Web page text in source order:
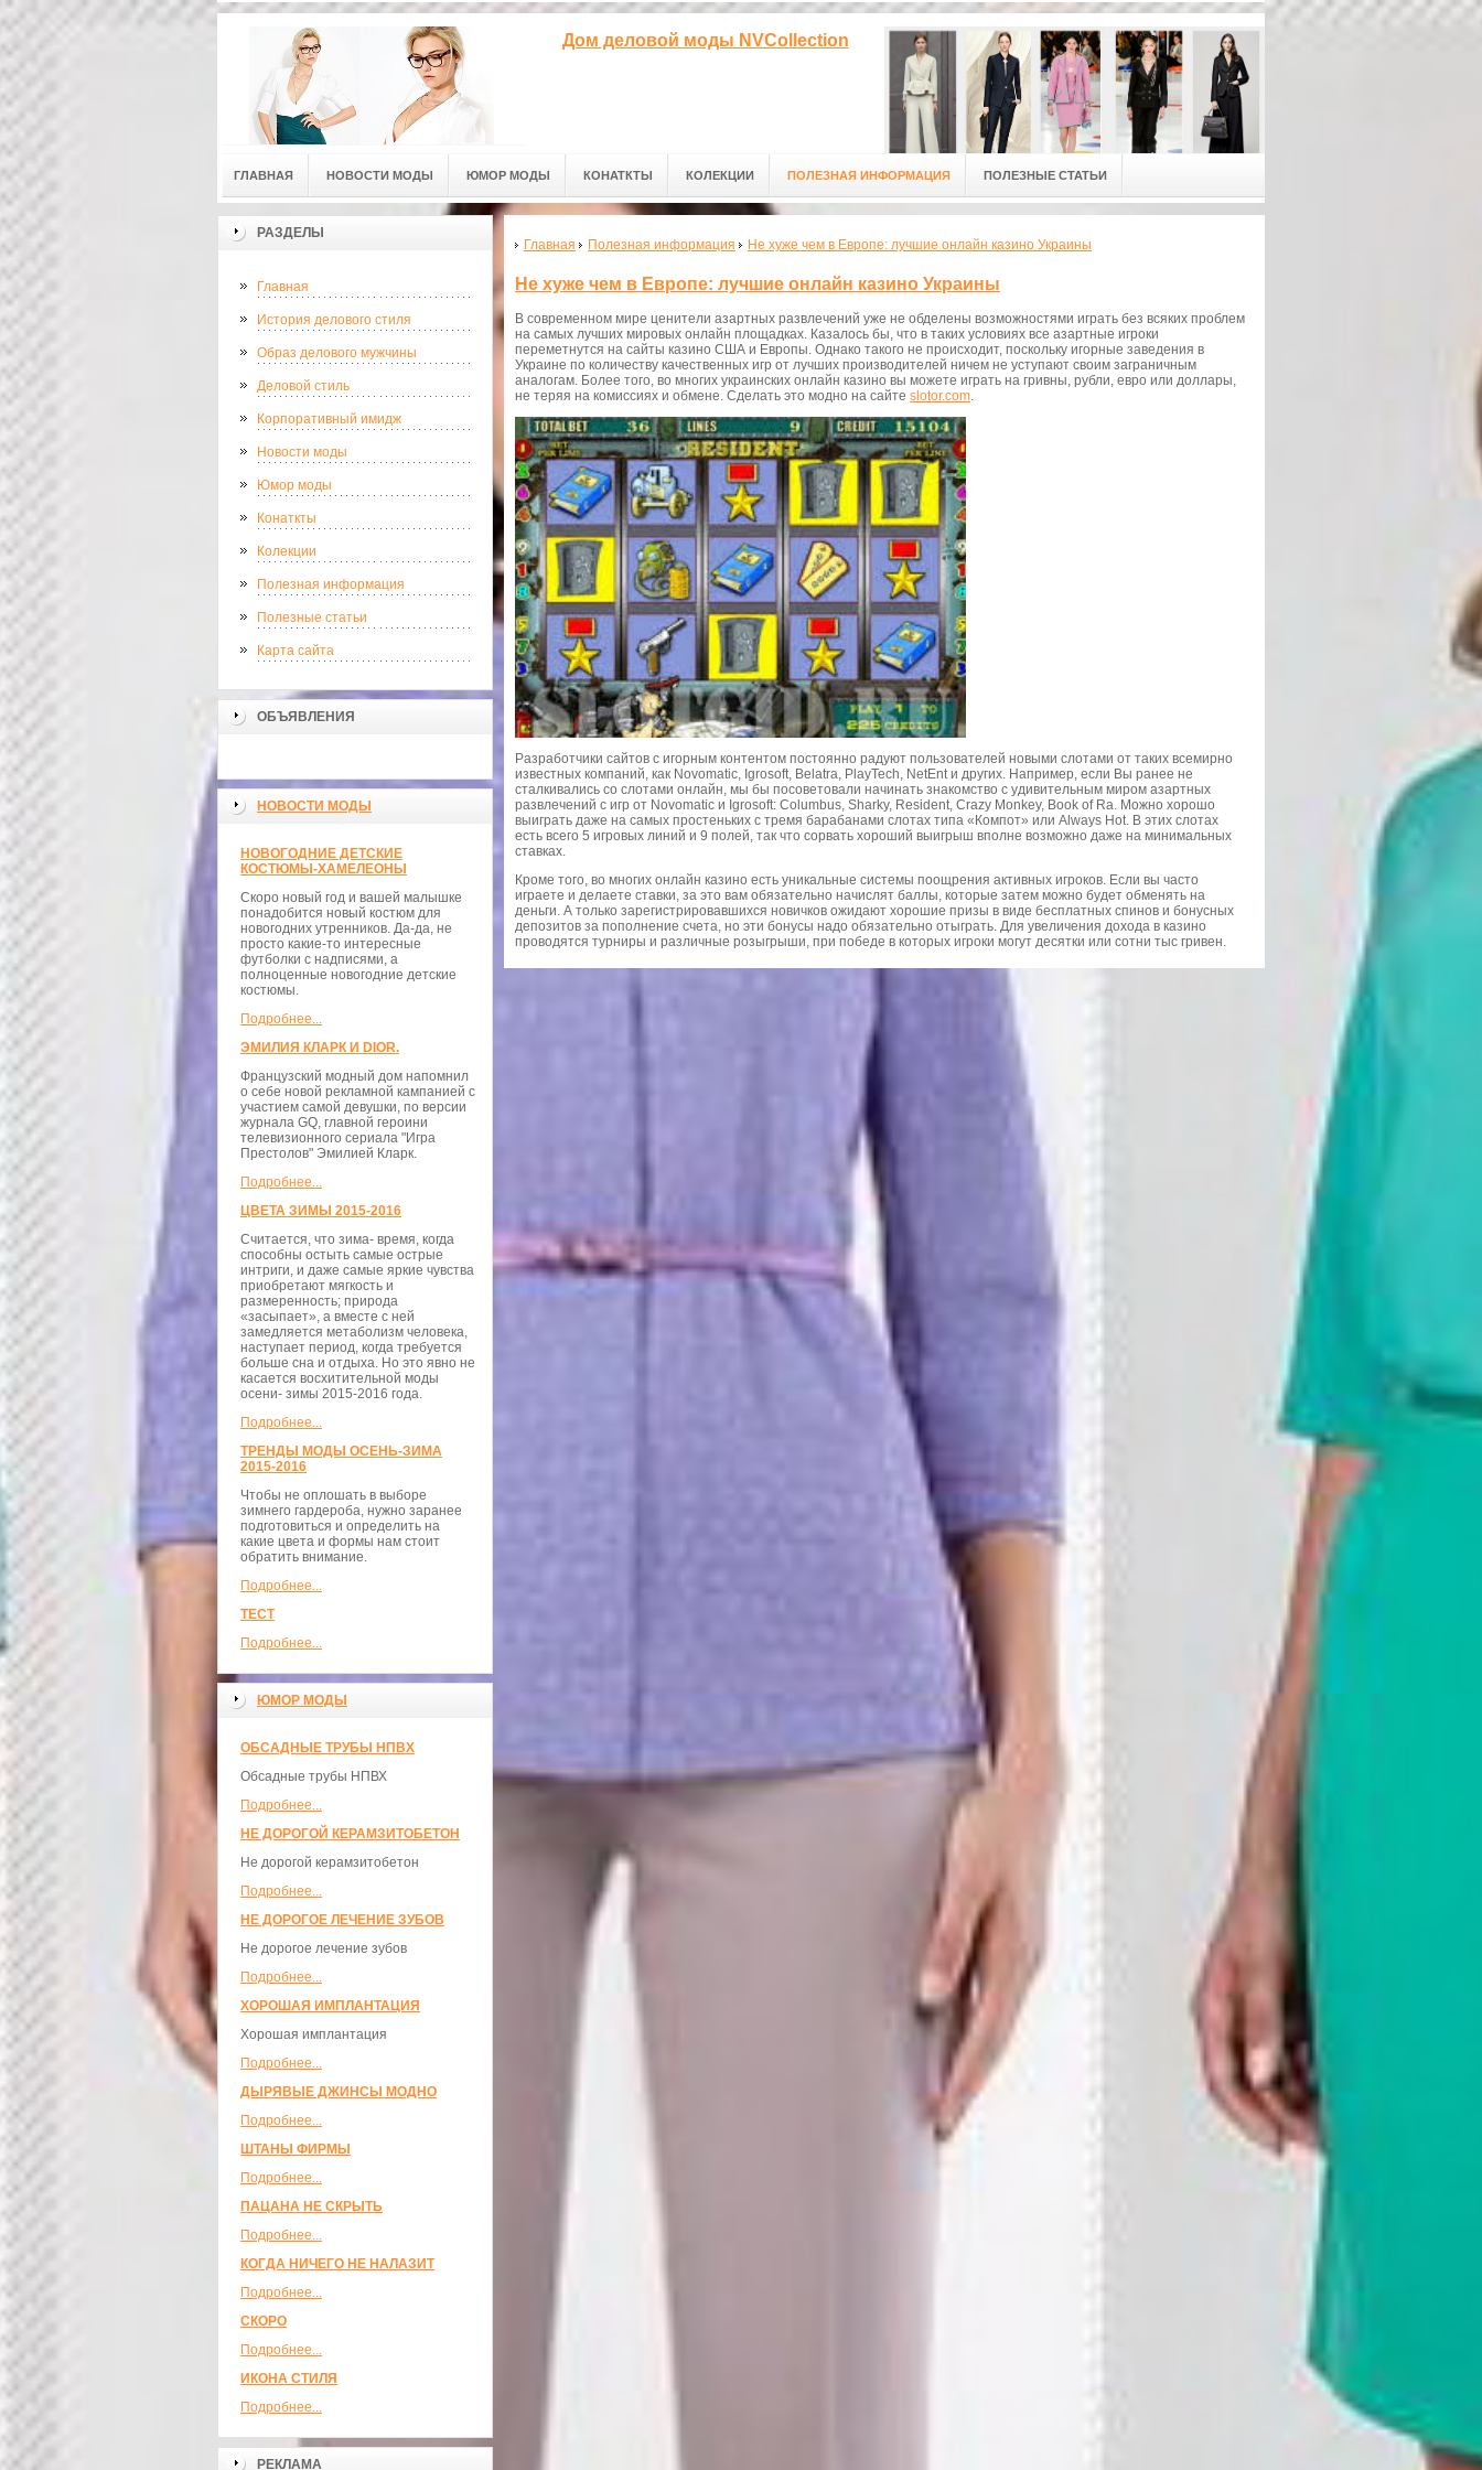
Дом деловой моды NVCollection
ГЛАВНАЯ НОВОСТИ МОДЫ ЮМОР МОДЫ КОНАТКТЫ КОЛЕКЦИИ ПОЛЕЗНАЯ ИНФОРМАЦИЯ ПОЛЕЗНЫЕ СТАТЬИ
РАЗДЕЛЫ
Главная
История делового стиля
Образ делового мужчины
Деловой стиль
Корпоративный имидж
Новости моды
Юмор моды
Конаткты
Колекции
Полезная информация
Полезные статьи
Карта сайта
ОБЪЯВЛЕНИЯ
НОВОСТИ МОДЫ
НОВОГОДНИЕ ДЕТСКИЕ
КОСТЮМЫ-ХАМЕЛЕОНЫ
Скоро новый год и вашей малышке
понадобится новый костюм для
новогодних утренников. Да-да, не
просто какие-то интересные
футболки с надписями, а
полноценные новогодние детские
костюмы.
Подробнее...
ЭМИЛИЯ КЛАРК И DIOR.
Французский модный дом напомнил
о себе новой рекламной кампанией с
участием самой девушки, по версии
журнала GQ, главной героини
телевизионного сериала "Игра
Престолов" Эмилией Кларк.
Подробнее...
ЦВЕТА ЗИМЫ 2015-2016
Считается, что зима- время, когда
способны остыть самые острые
интриги, и даже самые яркие чувства
приобретают мягкость и
размеренность; природа
«засыпает», а вместе с ней
замедляется метаболизм человека,
наступает период, когда требуется
больше сна и отдыха. Но это явно не
касается восхитительной моды
осени- зимы 2015-2016 года.
Подробнее...
ТРЕНДЫ МОДЫ ОСЕНЬ-ЗИМА
2015-2016
Чтобы не оплошать в выборе
зимнего гардероба, нужно заранее
подготовиться и определить на
какие цвета и формы нам стоит
обратить внимание.
Подробнее...
ТЕСТ
Подробнее...
ЮМОР МОДЫ
ОБСАДНЫЕ ТРУБЫ НПВХ
Обсадные трубы НПВХ
Подробнее...
НЕ ДОРОГОЙ КЕРАМЗИТОБЕТОН
Не дорогой керамзитобетон
Подробнее...
НЕ ДОРОГОЕ ЛЕЧЕНИЕ ЗУБОВ
Не дорогое лечение зубов
Подробнее...
ХОРОШАЯ ИМПЛАНТАЦИЯ
Хорошая имплантация
Подробнее...
ДЫРЯВЫЕ ДЖИНСЫ МОДНО
Подробнее...
ШТАНЫ ФИРМЫ
Подробнее...
ПАЦАНА НЕ СКРЫТЬ
Подробнее...
КОГДА НИЧЕГО НЕ НАЛАЗИТ
Подробнее...
СКОРО
Подробнее...
ИКОНА СТИЛЯ
Подробнее...
РЕКЛАМА
Главная Полезная информация Не хуже чем в Европе: лучшие онлайн казино Украины
Не хуже чем в Европе: лучшие онлайн казино Украины
В современном мире ценители азартных развлечений уже не обделены возможностями играть без всяких проблем
на самых лучших мировых онлайн площадках. Казалось бы, что в таких условиях все азартные игроки
переметнутся на сайты казино США и Европы. Однако такого не происходит, поскольку игорные заведения в
Украине по количеству качественных игр от лучших производителей ничем не уступают своим заграничным
аналогам. Более того, во многих украинских онлайн казино вы можете играть на гривны, рубли, евро или доллары,
не теряя на комиссиях и обмене. Сделать это модно на сайте slotor.com.
Разработчики сайтов с игорным контентом постоянно радуют пользователей новыми слотами от таких всемирно
известных компаний, как Novomatic, Igrosoft, Belatra, PlayTech, NetEnt и других. Например, если Вы ранее не
сталкивались со слотами онлайн, мы бы посоветовали начинать знакомство с удивительным миром азартных
развлечений с игр от Novomatic и Igrosoft: Columbus, Sharky, Resident, Crazy Monkey, Book of Ra. Можно хорошо
выиграть даже на самых простеньких с тремя барабанами слотах типа «Компот» или Always Hot. В этих слотах
есть всего 5 игровых линий и 9 полей, так что сорвать хороший выигрыш вполне возможно даже на минимальных
ставках.
Кроме того, во многих онлайн казино есть уникальные системы поощрения активных игроков. Если вы часто
играете и делаете ставки, за это вам обязательно начислят баллы, которые затем можно будет обменять на
деньги. А только зарегистрировавшихся новичков ожидают хорошие призы в виде бесплатных спинов и бонусных
депозитов за пополнение счета, но эти бонусы надо обязательно отыграть. Для увеличения дохода в казино
проводятся турниры и различные розыгрыши, при победе в которых игроки могут десятки или сотни тыс гривен.